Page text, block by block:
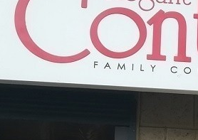
Начать Карьеру
Специалистам
Кредиты Дают В Беларуси
Автомобили